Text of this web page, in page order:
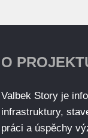
O
Valbek Story je
infrastruktury,
práci a úspěchy